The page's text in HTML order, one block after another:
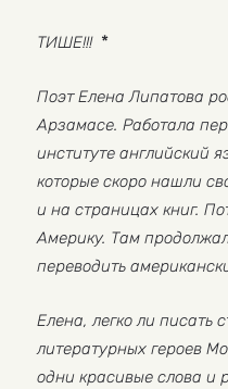
ТИШЕ!!! *
Поэт Елена Липатова
Арзамасе. Работала
институте английский
которые скоро нашли
и на страницах книг.
Америку. Там
переводить
Елена, легко ли писать
литературных героев
одни красивые слова и